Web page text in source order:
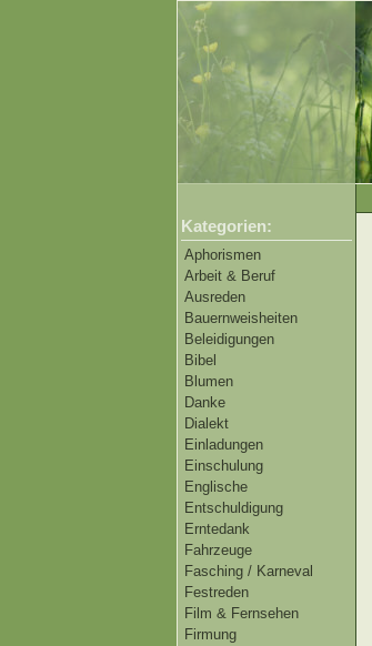
Kategorien:
Aphorismen
Arbeit & Beruf
Ausreden
Bauernweisheiten
Beleidigungen
Bibel
Blumen
Danke
Dialekt
Einladungen
Einschulung
Englische
Entschuldigung
Erntedank
Fahrzeuge
Fasching / Karneval
Festreden
Film & Fernsehen
Firmung